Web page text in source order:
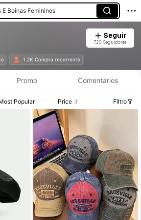
E Boinas Femininos
Seguir
720 Seguidores
1.2K Compra recorrente
Promo Comentários
Popular Price Filtro